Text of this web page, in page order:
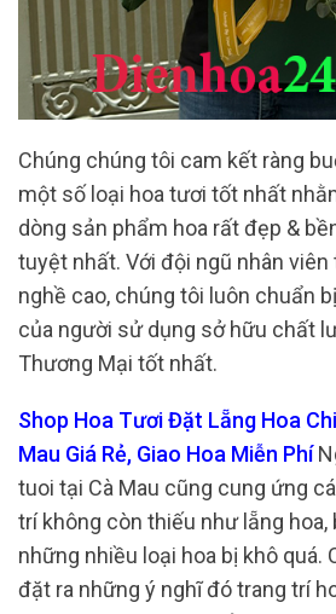
Chúng chúng tôi cam kết ràng
một số loại hoa tươi tốt nhất
dòng sản phẩm hoa rất đẹp &
tuyệt nhất. Với đội ngũ nhân viên
nghề cao, chúng tôi luôn chuẩn
của người sử dụng sở hữu chất
Thương Mại tốt nhất.
Shop Hoa Tươi Đặt Lẵng Hoa
Mau Giá Rẻ, Giao Hoa Miễn Phí
tuoi tại Cà Mau cũng cung ứng
trí không còn thiếu như lẵng hoa,
những nhiều loại hoa bị khô quá.
đặt ra những ý nghĩ đó trang trí